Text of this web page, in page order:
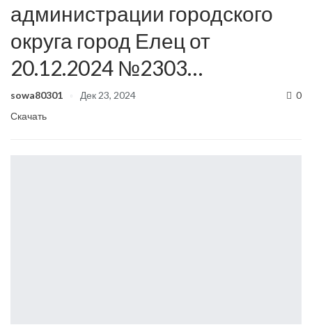
администрации городского
округа город Елец от
20.12.2024 №2303…
sowa80301 Дек 23, 2024
0
Скачать